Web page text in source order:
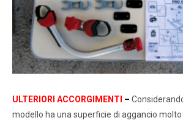
ULTERIORI ACCORGIMENTI –
modello ha una superficie di aggancio